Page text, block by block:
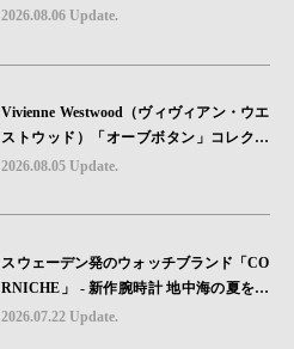
る“ -戦場を駆け抜けたWillys MBのボンネ
砂を文字盤に閉じ込めた「A-11」コレク
2026.08.06 Update.
Vivienne Westwood（ヴィヴィアン・ウエ
ストウッド）「オーブボタン」コレクシ
ョンに、⽇本限定カラーのローズゴール
2026.08.05 Update.
スウェーデン発のウォッチブランド「CO
RNICHE」 - 新作腕時計 地中海の夏を映
す、爽やかなブルーダイヤル「Heritage C
2026.07.22 Update.